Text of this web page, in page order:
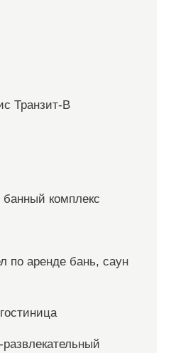
Транзит-В
комплекс
по аренде бань, саун